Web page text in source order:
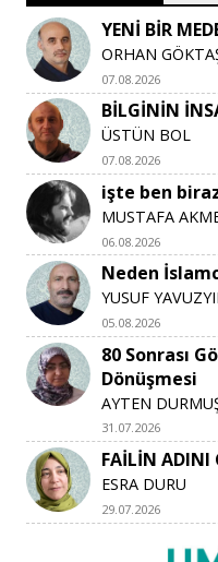
YENİ BİR
ORHAN
07.08.2026
BİLGİNİN
ÜSTÜN BOL
07.08.2026
işte ben
MUSTAFA
06.08.2026
Neden
YUSUF
05.08.2026
80 Sonrası
Dönüşmesi
AYTEN
31.07.2026
FAİLİN ADINI
ESRA DURU
29.07.2026